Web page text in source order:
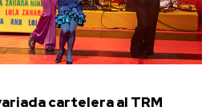
cartelera al TRM